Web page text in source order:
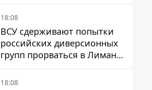
18:08
ВСУ сдерживают попытки
российских диверсионных
групп прорваться в Лиман -
Трегубов
18:08